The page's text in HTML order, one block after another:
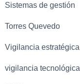
Sistemas de gestión
Torres Quevedo
Vigilancia estratégica
vigilancia tecnológica